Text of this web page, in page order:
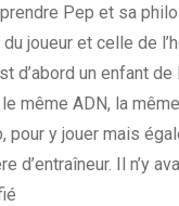
Pep et sa
joueur et celle de
d’abord un enfant
même ADN, la
pour y jouer mais
d’entraîneur. Il n’y